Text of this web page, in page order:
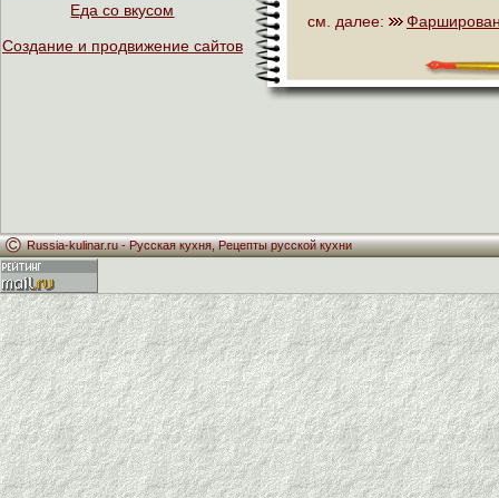
Еда со вкусом
Создание и продвижение сайтов
см. далее:
Russia-kulinar.ru -Русская кухня,Рецепты русской кухни